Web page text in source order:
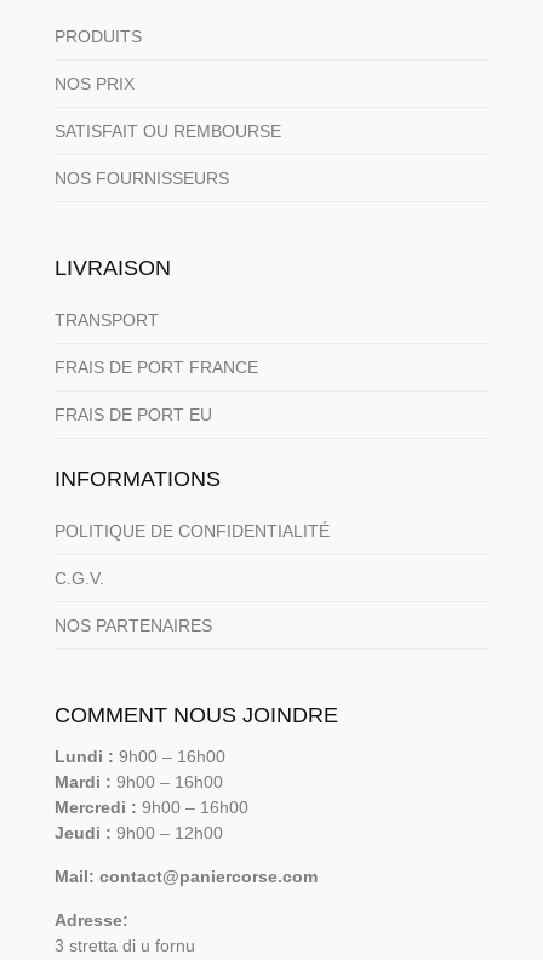
PRODUITS
NOS PRIX
SATISFAIT OU REMBOURSE
NOS FOURNISSEURS
LIVRAISON
TRANSPORT
FRAIS DE PORT FRANCE
FRAIS DE PORT EU
INFORMATIONS
POLITIQUE DE CONFIDENTIALITÉ
C.G.V.
NOS PARTENAIRES
COMMENT NOUS JOINDRE
Lundi : 9h00 – 16h00
Mardi : 9h00 – 16h00
Mercredi : 9h00 – 16h00
Jeudi : 9h00 – 12h00
Mail: contact@paniercorse.com
Adresse:
3 stretta di u fornu